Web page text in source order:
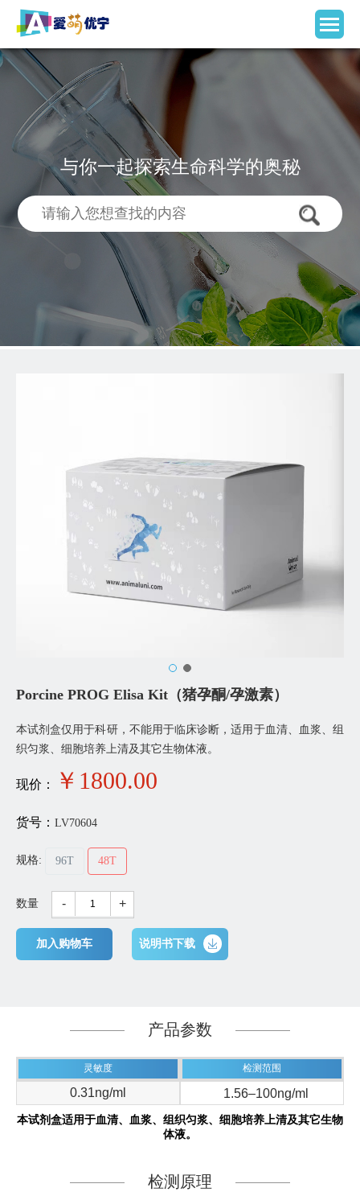
与你一起探索生命科学的奥秘
Porcine PROG Elisa Kit（猪孕酮/孕激素）
本试剂盒仅用于科研，不能用于临床诊断，适用于血清、血浆、组
织匀浆、细胞培养上清及其它生物体液。
现价： ￥ 1800.00
货号： LV70604
规格: 96T 48T
数量 - +
加入购物车 说明书下载
产品参数
灵敏度 检测范围
0.31ng/ml 1.56–100ng/ml
本试剂盒适用于血清、血浆、组织匀浆、细胞培养上清及其它生物
体液。
检测原理